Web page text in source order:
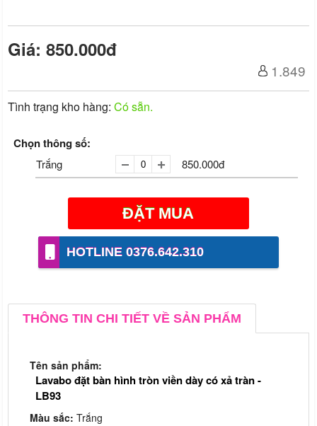
Giá: 850.000đ
1.849
Tình trạng kho hàng:Có sẵn.
Chọn thông số:
Trắng
- +
850.000đ
ĐẶT MUA
HOTLINE 0376.642.310
THÔNG TIN CHI TIẾT VỀ SẢN PHẨM
Tên sản phẩm:
Lavabo đặt bàn hình tròn viền dày có xả tràn -
LB93
Màu sắc:Trắng